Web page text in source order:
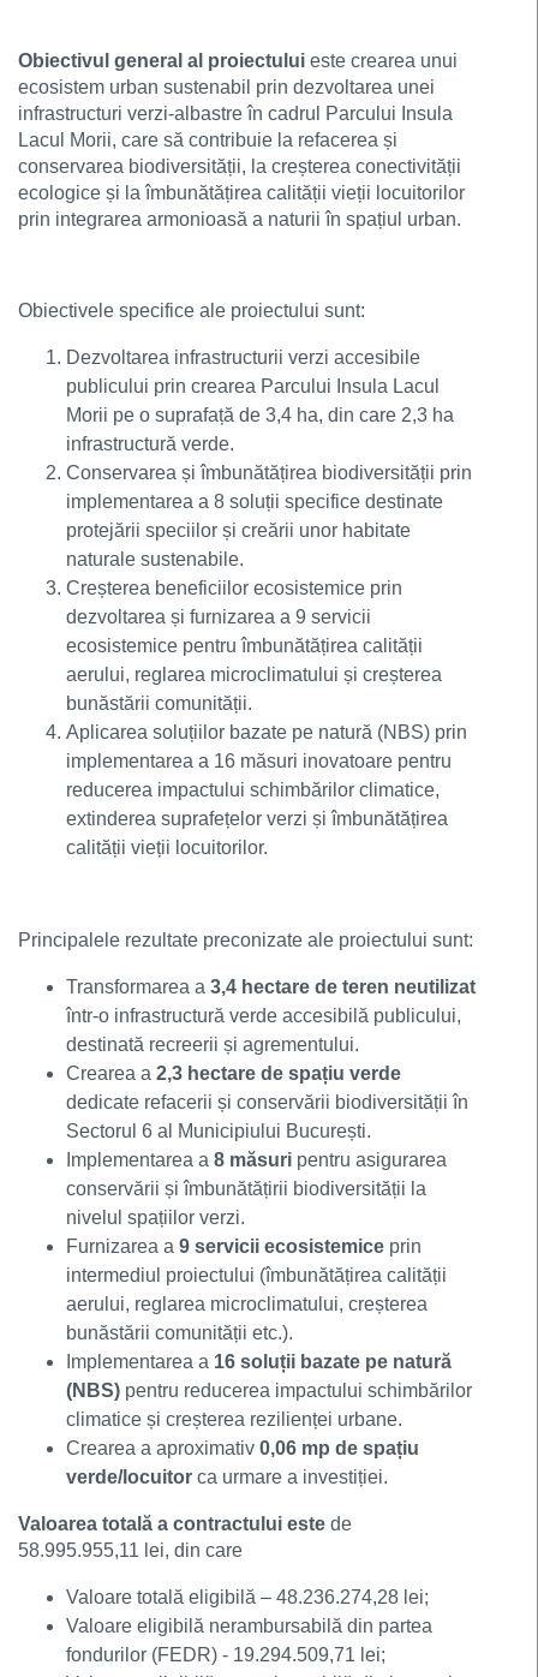
Obiectivul general al proiectului este crearea unui
ecosistem urban sustenabil prin dezvoltarea unei
infrastructuri verzi-albastre în cadrul Parcului Insula
Lacul Morii, care să contribuie la refacerea și
conservarea biodiversității, la creșterea conectivității
ecologice și la îmbunătățirea calității vieții locuitorilor
prin integrarea armonioasă a naturii în spațiul urban.
Obiectivele specifice ale proiectului sunt:
Dezvoltarea infrastructurii verzi accesibile
publicului prin crearea Parcului Insula Lacul
Morii pe o suprafață de 3,4 ha, din care 2,3 ha
infrastructură verde.
Conservarea și îmbunătățirea biodiversității prin
implementarea a 8 soluții specifice destinate
protejării speciilor și creării unor habitate
naturale sustenabile.
Creșterea beneficiilor ecosistemice prin
dezvoltarea și furnizarea a 9 servicii
ecosistemice pentru îmbunătățirea calității
aerului, reglarea microclimatului și creșterea
bunăstării comunității.
Aplicarea soluțiilor bazate pe natură (NBS) prin
implementarea a 16 măsuri inovatoare pentru
reducerea impactului schimbărilor climatice,
extinderea suprafețelor verzi și îmbunătățirea
calității vieții locuitorilor.
Principalele rezultate preconizate ale proiectului sunt:
Transformarea a 3,4 hectare de teren neutilizat
într-o infrastructură verde accesibilă publicului,
destinată recreerii și agrementului.
Crearea a 2,3 hectare de spațiu verde
dedicate refacerii și conservării biodiversității în
Sectorul 6 al Municipiului București.
Implementarea a 8 măsuri pentru asigurarea
conservării și îmbunătățirii biodiversității la
nivelul spațiilor verzi.
Furnizarea a 9 servicii ecosistemice prin
intermediul proiectului (îmbunătățirea calității
aerului, reglarea microclimatului, creșterea
bunăstării comunității etc.).
Implementarea a 16 soluții bazate pe natură
(NBS) pentru reducerea impactului schimbărilor
climatice și creșterea rezilienței urbane.
Crearea a aproximativ 0,06 mp de spațiu
verde/locuitor ca urmare a investiției.
Valoarea totală a contractului este de
58.995.955,11 lei, din care
Valoare totală eligibilă – 48.236.274,28 lei;
Valoare eligibilă nerambursabilă din partea
fondurilor (FEDR) - 19.294.509,71 lei;